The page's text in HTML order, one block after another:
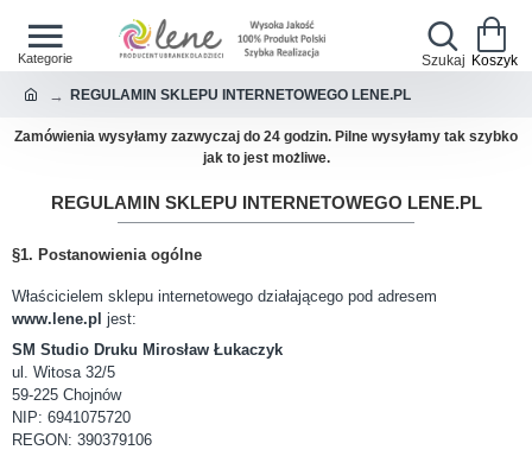
REGULAMIN SKLEPU INTERNETOWEGO LENE.PL
Zamówienia wysyłamy zazwyczaj do 24 godzin. Pilne wysyłamy tak szybko
jak to jest możliwe.
REGULAMIN SKLEPU INTERNETOWEGO LENE.PL
§1. Postanowienia ogólne
Właścicielem sklepu internetowego działającego pod adresem
www.lene.pl jest:
SM Studio Druku Mirosław Łukaczyk
ul. Witosa 32/5
59-225 Chojnów
NIP: 6941075720
REGON: 390379106